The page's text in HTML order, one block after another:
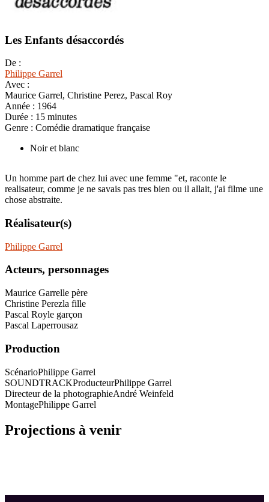
Les Enfants désaccordés
De :
Philippe Garrel
Avec :
Maurice Garrel, Christine Perez, Pascal Roy
Année : 1964
Durée : 15 minutes
Genre : Comédie dramatique française
Noir et blanc
Un homme part de chez lui avec une femme "et, raconte le
realisateur, comme je ne savais pas tres bien ou il allait, j'ai filme une
chose abstraite.
Réalisateur(s)
Philippe Garrel
Acteurs, personnages
Maurice Garrelle père
Christine Perezla fille
Pascal Royle garçon
Pascal Laperrousaz
Production
ScénarioPhilippe Garrel
SOUNDTRACKProducteurPhilippe Garrel
Directeur de la photographieAndré Weinfeld
MontagePhilippe Garrel
Projections à venir